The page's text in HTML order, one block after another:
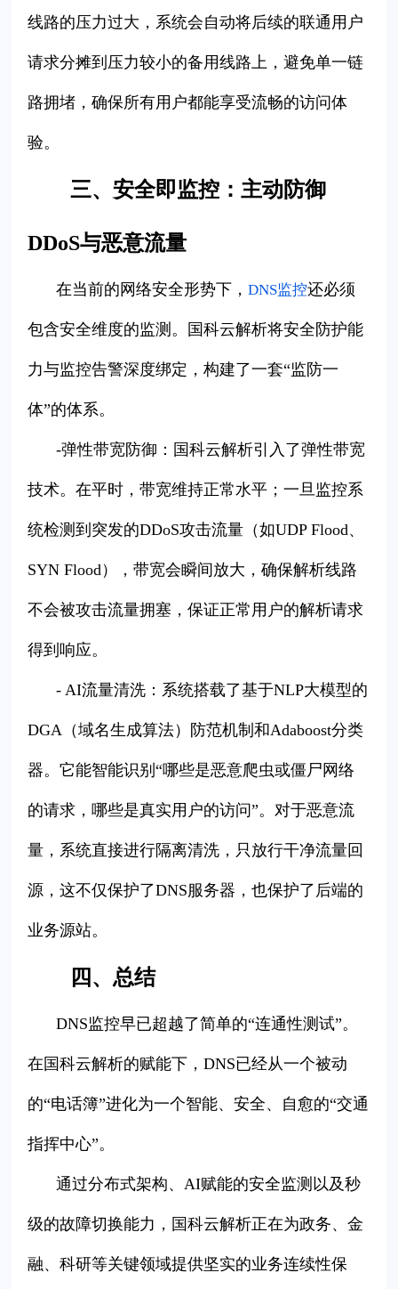
线路的压力过大，系统会自动将后续的联通用户
请求分摊到压力较小的备用线路上，避免单一链
路拥堵，确保所有用户都能享受流畅的访问体
验。
三、安全即监控：主动防御
DDoS与恶意流量
在当前的网络安全形势下，DNS监控还必须
包含安全维度的监测。国科云解析将安全防护能
力与监控告警深度绑定，构建了一套“监防一
体”的体系。
-弹性带宽防御：国科云解析引入了弹性带宽
技术。在平时，带宽维持正常水平；一旦监控系
统检测到突发的DDoS攻击流量（如UDP Flood、
SYN Flood），带宽会瞬间放大，确保解析线路
不会被攻击流量拥塞，保证正常用户的解析请求
得到响应。
- AI流量清洗：系统搭载了基于NLP大模型的
DGA（域名生成算法）防范机制和Adaboost分类
器。它能智能识别“哪些是恶意爬虫或僵尸网络
的请求，哪些是真实用户的访问”。对于恶意流
量，系统直接进行隔离清洗，只放行干净流量回
源，这不仅保护了DNS服务器，也保护了后端的
业务源站。
四、总结
DNS监控早已超越了简单的“连通性测试”。
在国科云解析的赋能下，DNS已经从一个被动
的“电话簿”进化为一个智能、安全、自愈的“交通
指挥中心”。
通过分布式架构、AI赋能的安全监测以及秒
级的故障切换能力，国科云解析正在为政务、金
融、科研等关键领域提供坚实的业务连续性保